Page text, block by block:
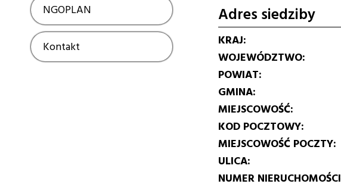
NGOPLAN Show
Kontakt Show
Adres siedziby
KRAJ
WOJEWÓDZTWO
POWIAT
GMINA
MIEJSCOWOŚĆ
KOD POCZTOWY
MIEJSCOWOŚĆ POCZTY
ULICA
NUMER NIERUCHOMOŚCI